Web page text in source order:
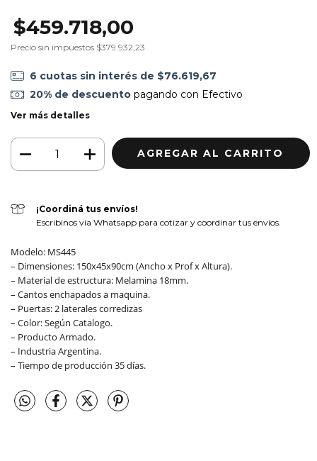
$459.718,00
Precio sin impuestos $379.932,23
6 cuotas sin interés de $76.619,67
20% de descuentopagando con Efectivo
Ver más detalles
¡Coordiná tus envíos!
Escribinos vía Whatsapp para cotizar y coordinar tus envíos.
Modelo: MS445
– Dimensiones: 150x45x90cm (Ancho x Prof x Altura).
– Material de estructura: Melamina 18mm.
– Cantos enchapados a maquina.
– Puertas: 2 laterales corredizas
– Color: Según Catalogo.
– Producto Armado.
– Industria Argentina.
– Tiempo de producción 35 días.